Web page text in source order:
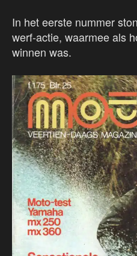
In het eerste nummer
werf-actie, waarmee als
winnen was.